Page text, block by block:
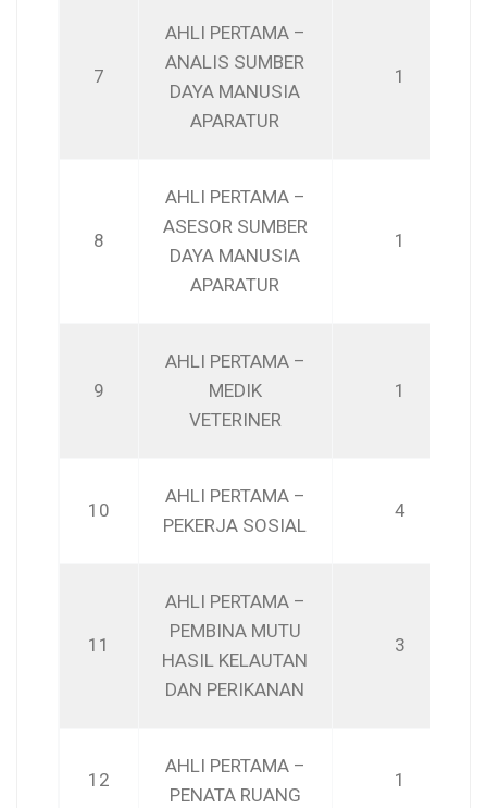
7
AHLI PERTAMA –
ANALIS SUMBER
DAYA MANUSIA
APARATUR
1
8
AHLI PERTAMA –
ASESOR SUMBER
DAYA MANUSIA
APARATUR
1
9
AHLI PERTAMA –
MEDIK
VETERINER
1
10
AHLI PERTAMA –
PEKERJA SOSIAL
4
11
AHLI PERTAMA –
PEMBINA MUTU
HASIL KELAUTAN
DAN PERIKANAN
3
12
AHLI PERTAMA –
PENATA RUANG
1